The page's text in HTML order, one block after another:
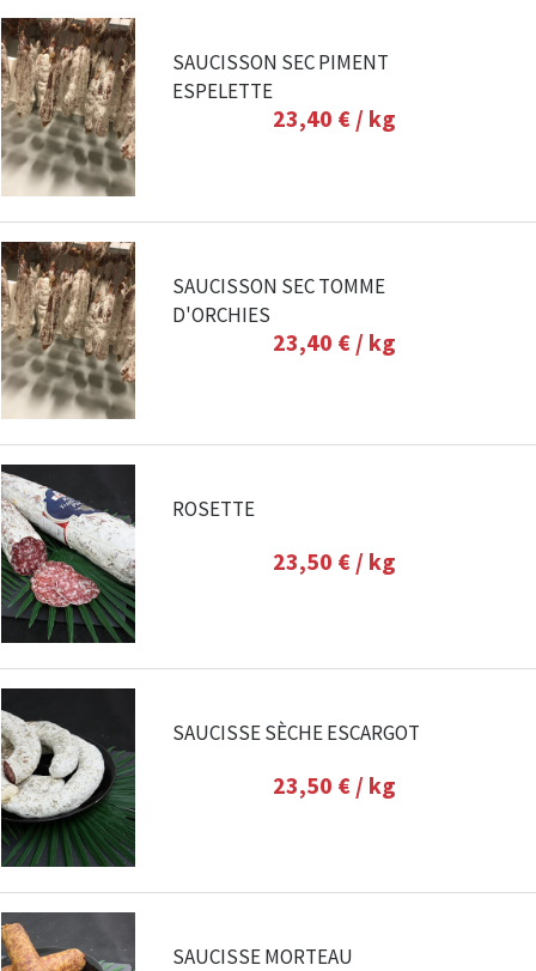
SAUCISSON SEC PIMENT
ESPELETTE
23,40 € / kg
SAUCISSON SEC TOMME
D'ORCHIES
23,40 € / kg
ROSETTE
23,50 € / kg
SAUCISSE SÈCHE ESCARGOT
23,50 € / kg
SAUCISSE MORTEAU